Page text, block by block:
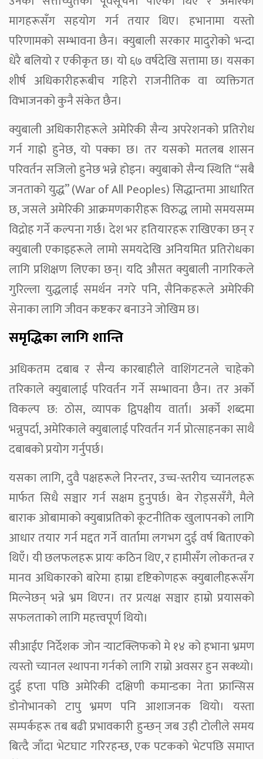
मागहरूसँग सहयोग गर्न तयार थिए। हभानामा यस्तो
परिणामको सम्भावना छैन। क्युबाली सरकार मादुरोको भन्दा
धेरै बलियो र एकीकृत छ। यो ६७ वर्षदेखि सत्तामा छ। यसका
शीर्ष अधिकारीहरूबीच गहिरो राजनीतिक वा व्यक्तिगत
विभाजनको कुनै संकेत छैन।
क्युबाली अधिकारीहरूले अमेरिकी सैन्य अपरेशनको प्रतिरोध
गर्न गाह्रो हुनेछ, यो पक्का छ। तर यसको मतलब शासन
परिवर्तन सजिलो हुनेछ भन्ने होइन। क्युबाको सैन्य स्थिति “सबै
जनताको युद्ध” (War of All Peoples) सिद्धान्तमा आधारित
छ, जसले अमेरिकी आक्रमणकारीहरू विरुद्ध लामो समयसम्म
विद्रोह गर्ने कल्पना गर्छ। देश भर हतियारहरू राखिएका छन् र
क्युबाली एकाइहरूले लामो समयदेखि अनियमित प्रतिरोधका
लागि प्रशिक्षण लिएका छन्। यदि औसत क्युबाली नागरिकले
गुरिल्ला युद्धलाई समर्थन नगरे पनि, सैनिकहरूले अमेरिकी
सेनाका लागि जीवन कष्टकर बनाउने जोखिम छ।
समृद्धिका लागि शान्ति
अधिकतम दबाब र सैन्य कारबाहीले वाशिंगटनले चाहेको
तरिकाले क्युबालाई परिवर्तन गर्ने सम्भावना छैन। तर अर्को
विकल्प छ: ठोस, व्यापक द्विपक्षीय वार्ता। अर्को शब्दमा
भन्नुपर्दा, अमेरिकाले क्युबालाई परिवर्तन गर्न प्रोत्साहनका साथै
दबाबको प्रयोग गर्नुपर्छ।
यसका लागि, दुवै पक्षहरूले निरन्तर, उच्च-स्तरीय च्यानलहरू
मार्फत सिधै सञ्चार गर्न सक्षम हुनुपर्छ। बेन रोड्ससँगै, मैले
बाराक ओबामाको क्युबाप्रतिको कूटनीतिक खुलापनको लागि
आधार तयार गर्न मद्दत गर्ने वार्तामा लगभग दुई वर्ष बिताएको
थिएँ। यी छलफलहरू प्रायः कठिन थिए, र हामीसँग लोकतन्त्र र
मानव अधिकारको बारेमा हाम्रा दृष्टिकोणहरू क्युबालीहरूसँग
मिल्नेछन् भन्ने भ्रम थिएन। तर प्रत्यक्ष सञ्चार हाम्रो प्रयासको
सफलताको लागि महत्त्वपूर्ण थियो।
सीआईए निर्देशक जोन र्‍याटक्लिफको मे १४ को हभाना भ्रमण
त्यस्तो च्यानल स्थापना गर्नको लागि राम्रो अवसर हुन सक्थ्यो।
दुई हप्ता पछि अमेरिकी दक्षिणी कमान्डका नेता फ्रान्सिस
डोनोभानको टापु भ्रमण पनि आशाजनक थियो। यस्ता
सम्पर्कहरू तब बढी प्रभावकारी हुन्छन् जब उही टोलीले समय
बित्दै जाँदा भेटघाट गरिरहन्छ, एक पटकको भेटपछि समाप्त